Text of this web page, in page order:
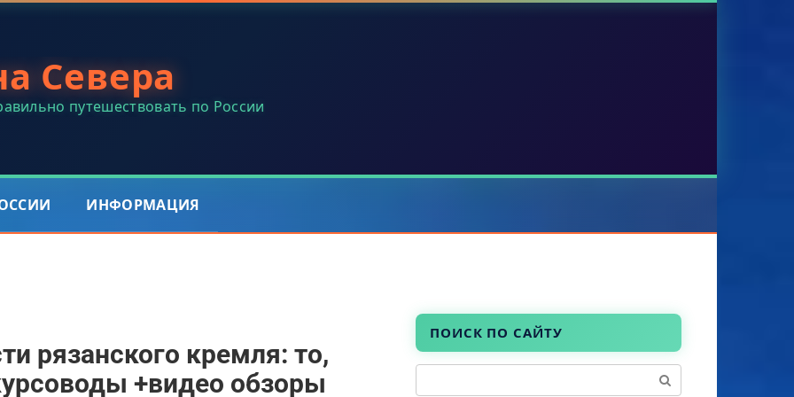
Севера
путешествовать по России
ИНФОРМАЦИЯ
рязанского кремля: то,
+видео обзоры
ПОИСК ПО САЙТУ